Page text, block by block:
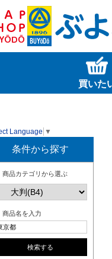
買いた
Language ▼
条件から探す
商品カテゴリから選ぶ
商品名を入力